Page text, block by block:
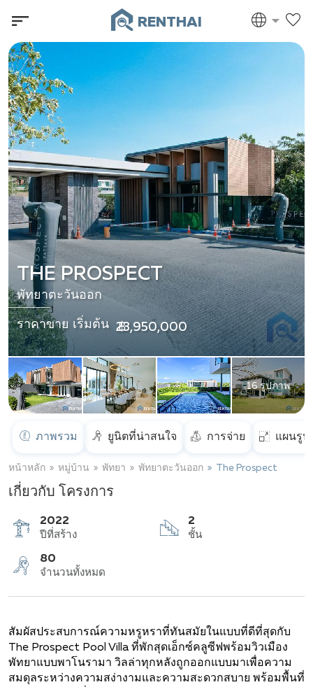
RENTHAI
16 รูปภาพ
THE PROSPECT
พัทยาตะวันออก
ราคาขาย เริ่มต้น ฿ 23,950,000
ภาพรวม ยูนิตที่น่าสนใจ การจ่าย แผนรูป
หน้าหลัก หมู่บ้าน พัทยา พัทยาตะวันออก The Prospect
เกี่ยวกับ โครงการ
2022
ปีที่สร้าง ชั้น
จำนวนทั้งหมด
สัมผัสประสบการณ์ความหรูหราที่ทันสมัยในแบบที่ดีที่สุดกับ
The Prospect Pool Villaที่พักสุดเอ็กซ์คลูซีฟพร้อมวิวเมือง
พัทยาแบบพาโนรามา วิลล่าทุกหลังถูกออกแบบมาเพื่อความ
สมดุลระหว่างความสง่างามและความสะดวกสบาย พร้อมพื้นที่